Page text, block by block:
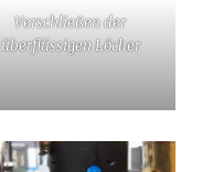
Verschließen der
überflüssigen Löcher